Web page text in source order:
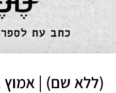
(ללא שם) | אמוץ